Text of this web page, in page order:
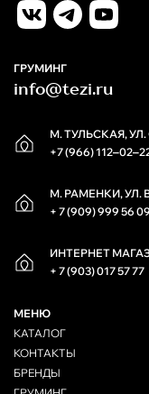
М. ТУЛЬСКАЯ,
+7 (966)
М. РАМЕНКИ, УЛ.
+ 7 (909) 999 56 09
ИНТЕРНЕТ
+ 7 (903) 017 57 77
ГРУМИНГ
info@tezi.ru
МЕНЮ
КАТАЛОГ
КОНТАКТЫ
БРЕНДЫ